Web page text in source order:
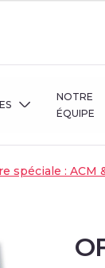
SPÉCIAL
DOSSIER SPÉCIAL
NOTRE
ÉQUIPE
QUI
spéciale : ACM